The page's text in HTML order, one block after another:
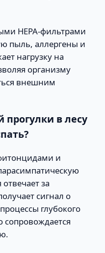
HEPA-фильтрами
пыль, аллергены и
нагрузку на
организму
внешним
прогулки в лесу
и
за
сигнал о
глубокого
сопровождается